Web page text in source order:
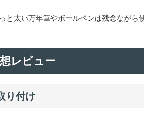
と太い万年筆やボールペンは残念ながら
レビュー
り付け